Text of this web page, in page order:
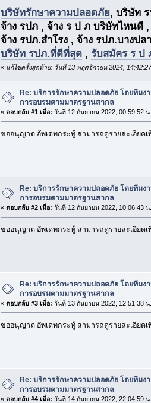
บริษัทรักษาความปลอดภัย, บริษัท
จ้าง รปภ , จ้าง ร ป ภ บริษัทไหนดี
จ้าง รปภ.สำโรง , จ้าง รปภ.บางปล
บริษัท รปภ.ที่ดีที่สุด, รับสมัคร ร ป
« แก้ไขครั้งสุดท้าย: วันที่ 13 พฤศจิกายน 2024,
Re: บริการรักษาความปลอดภัย โดยทีมง
การอบรมตามมาตรฐานสากล
« ตอบกลับ #1 เมื่อ: วันที่ 12 กันยายน 2022, 00:59:52 น
ขออนุญาต อัพเดทกระทู้ สามารถดูรายละเอียดเ
Re: บริการรักษาความปลอดภัย โดยทีมง
การอบรมตามมาตรฐานสากล
« ตอบกลับ #2 เมื่อ: วันที่ 12 กันยายน 2022, 10:06:43 น
ขออนุญาต อัพเดทกระทู้ สามารถดูรายละเอียดเ
Re: บริการรักษาความปลอดภัย โดยทีมง
การอบรมตามมาตรฐานสากล
« ตอบกลับ #3 เมื่อ: วันที่ 13 กันยายน 2022, 12:51:38 น
ขออนุญาต อัพเดทกระทู้ สามารถดูรายละเอียดเ
Re: บริการรักษาความปลอดภัย โดยทีมง
การอบรมตามมาตรฐานสากล
« ตอบกลับ #4 เมื่อ: วันที่ 14 กันยายน 2022, 22:04:59 น